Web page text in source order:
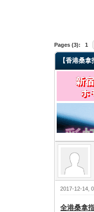
Pages (3): 1
0
1
2
3
4
5
【香港桑
2017-12-14,
全港桑拿